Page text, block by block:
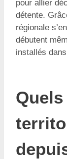
pour allier
détente.
régionale
débutent
installés